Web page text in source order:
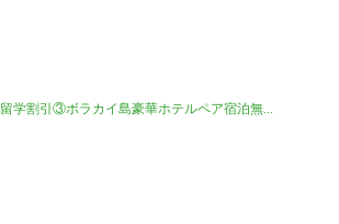
留学割引③ボラカイ島豪華ホテルペア宿泊無...